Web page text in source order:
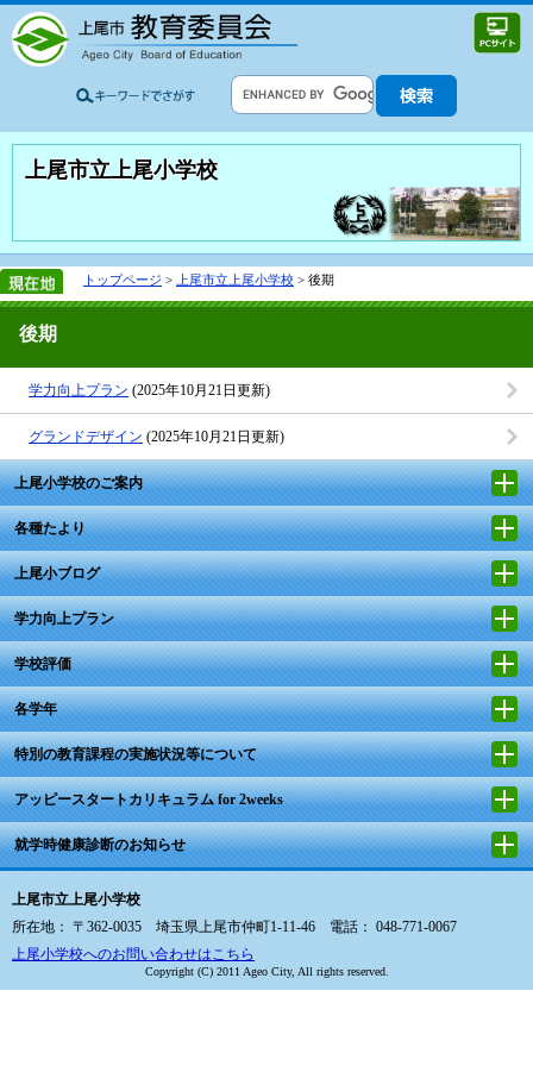
上尾市立上尾小学校
トップページ > 上尾市立上尾小学校 > 後期
後期
学力向上プラン (2025年10月21日更新)
グランドデザイン (2025年10月21日更新)
上尾小学校のご案内
各種たより
上尾小ブログ
学力向上プラン
学校評価
各学年
特別の教育課程の実施状況等について
アッピースタートカリキュラム for 2weeks
就学時健康診断のお知らせ
上尾市立上尾小学校
所在地： 〒362-0035 埼玉県上尾市仲町1-11-46 電話： 048-771-0067
上尾小学校へのお問い合わせはこちら
Copyright (C) 2011 Ageo City, All rights reserved.